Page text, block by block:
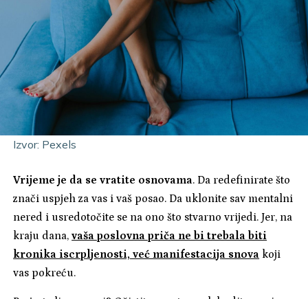
Izvor: Pexels
Vrijeme je da se vratite osnovama. Da redefinirate što
znači uspjeh za vas i vaš posao. Da uklonite sav mentalni
nered i usredotočite se na ono što stvarno vrijedi. Jer, na
kraju dana,vaša poslovna priča ne bi trebala biti
kronika iscrpljenosti, već manifestacija snova koji
vas pokreću.